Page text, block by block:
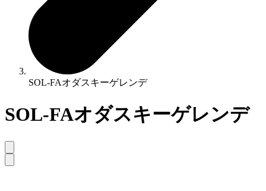
SOL-FAオダスキーゲレンデ
SOL-FAオダスキーゲレンデ